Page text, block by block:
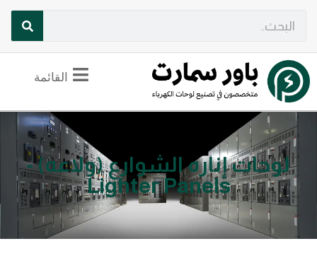
القائمة
لوحات إناره الشوارع (ولاعه) -
Lighter Panels